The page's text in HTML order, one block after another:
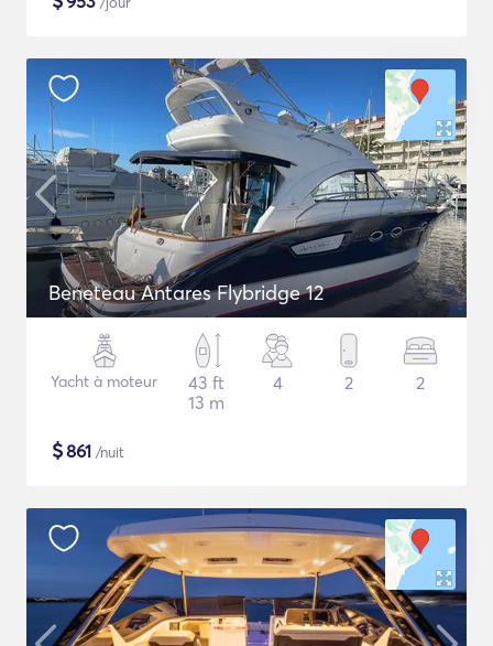
Beneteau Antares Flybridge 12
Yacht à moteur
43 ft
13 m
4 2 2
$861 /nuit